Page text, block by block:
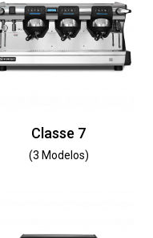
Classe 7
(3 Modelos)